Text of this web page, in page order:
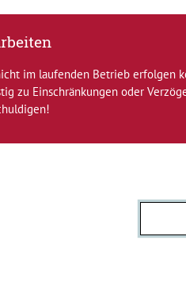
im laufenden Betrieb erfolgen
zu Einschränkungen oder